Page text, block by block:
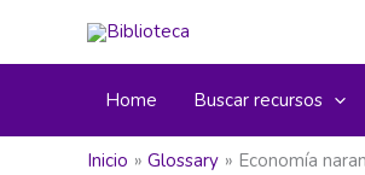
contenido
Home Buscar recursos
Inicio Glossary Economía